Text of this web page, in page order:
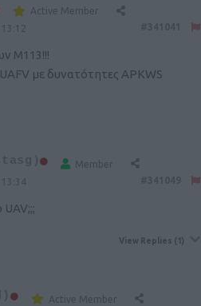
Active Member
Μ113!!!
με δυνατότητες ΑPKWS
Member
View Replies (1)
Active Member